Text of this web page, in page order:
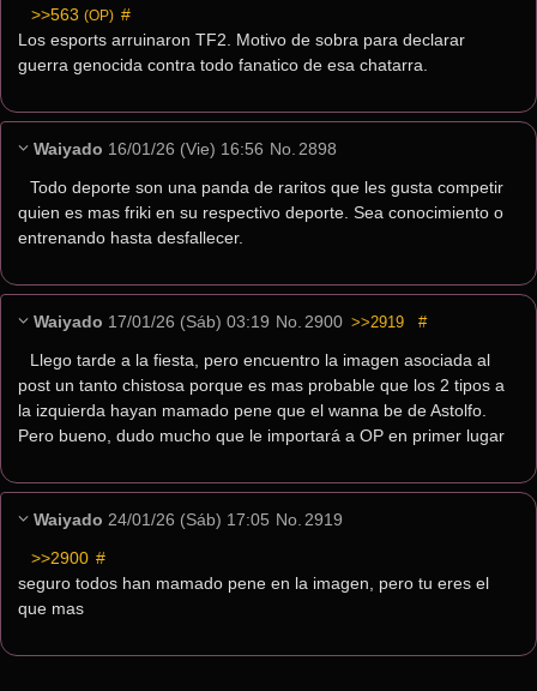
>>563 (OP) #
Los esports arruinaron TF2. Motivo de sobra para declarar
guerra genocida contra todo fanatico de esa chatarra.
Waiyado 16/01/26 (Vie) 16:56 No. 2898
Todo deporte son una panda de raritos que les gusta competir
quien es mas friki en su respectivo deporte. Sea conocimiento o
entrenando hasta desfallecer.
Waiyado 17/01/26 (Sáb) 03:19 No. 2900 >>2919 #
Llego tarde a la fiesta, pero encuentro la imagen asociada al
post un tanto chistosa porque es mas probable que los 2 tipos a
la izquierda hayan mamado pene que el wanna be de Astolfo.
Pero bueno, dudo mucho que le importará a OP en primer lugar
Waiyado 24/01/26 (Sáb) 17:05 No. 2919
>>2900 #
seguro todos han mamado pene en la imagen, pero tu eres el
que mas